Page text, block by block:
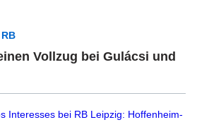
Vollzug bei Gulácsi und